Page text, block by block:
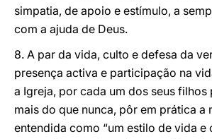
simpatia, de apoio e estímulo, a
com a ajuda de Deus.
8. A par da vida, culto e defesa da
presença activa e participação na
a Igreja, por cada um dos seus filhos
mais do que nunca, pôr em prática a
entendida como “um estilo de vida e